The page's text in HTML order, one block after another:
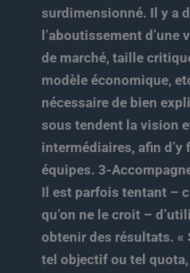
surdimensionné. Il y a
l’aboutissement d’une
de marché, taille
modèle économique,
nécessaire de bien
sous tendent la vision
intermédiaires, afin d’y
équipes. 3-
Il est parfois tentant –
qu’on ne le croit –
obtenir des résultats. «
tel objectif ou tel quota,